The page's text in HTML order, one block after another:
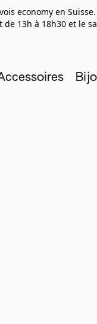
economy en
13h à 18h30 et le